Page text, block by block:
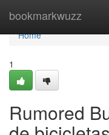
bookmarkwuzz
Home
Home
1
Rumored